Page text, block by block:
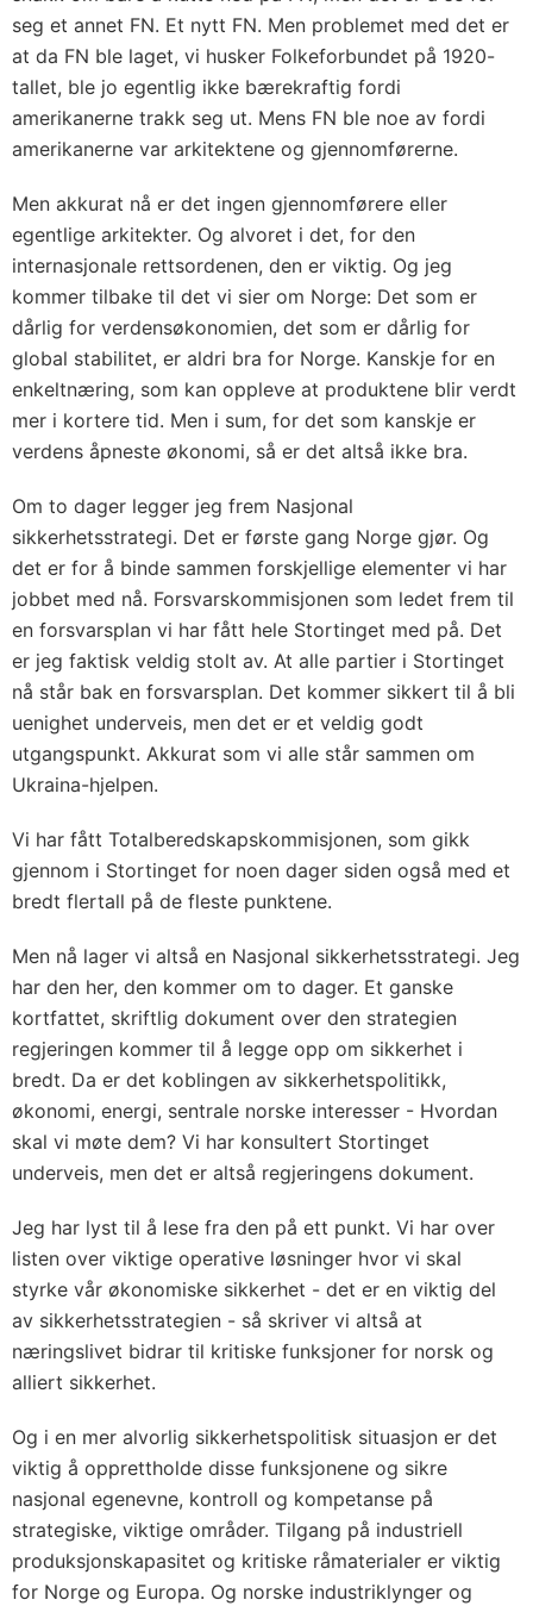
seg et annet FN. Et nytt FN. Men problemet med det er
at da FN ble laget, vi husker Folkeforbundet på 1920-
tallet, ble jo egentlig ikke bærekraftig fordi
amerikanerne trakk seg ut. Mens FN ble noe av fordi
amerikanerne var arkitektene og gjennomførerne.
Men akkurat nå er det ingen gjennomførere eller
egentlige arkitekter. Og alvoret i det, for den
internasjonale rettsordenen, den er viktig. Og jeg
kommer tilbake til det vi sier om Norge: Det som er
dårlig for verdensøkonomien, det som er dårlig for
global stabilitet, er aldri bra for Norge. Kanskje for en
enkeltnæring, som kan oppleve at produktene blir verdt
mer i kortere tid. Men i sum, for det som kanskje er
verdens åpneste økonomi, så er det altså ikke bra.
Om to dager legger jeg frem Nasjonal
sikkerhetsstrategi. Det er første gang Norge gjør. Og
det er for å binde sammen forskjellige elementer vi har
jobbet med nå. Forsvarskommisjonen som ledet frem til
en forsvarsplan vi har fått hele Stortinget med på. Det
er jeg faktisk veldig stolt av. At alle partier i Stortinget
nå står bak en forsvarsplan. Det kommer sikkert til å bli
uenighet underveis, men det er et veldig godt
utgangspunkt. Akkurat som vi alle står sammen om
Ukraina-hjelpen.
Vi har fått Totalberedskapskommisjonen, som gikk
gjennom i Stortinget for noen dager siden også med et
bredt flertall på de fleste punktene.
Men nå lager vi altså en Nasjonal sikkerhetsstrategi. Jeg
har den her, den kommer om to dager. Et ganske
kortfattet, skriftlig dokument over den strategien
regjeringen kommer til å legge opp om sikkerhet i
bredt. Da er det koblingen av sikkerhetspolitikk,
økonomi, energi, sentrale norske interesser - Hvordan
skal vi møte dem? Vi har konsultert Stortinget
underveis, men det er altså regjeringens dokument.
Jeg har lyst til å lese fra den på ett punkt. Vi har over
listen over viktige operative løsninger hvor vi skal
styrke vår økonomiske sikkerhet - det er en viktig del
av sikkerhetsstrategien - så skriver vi altså at
næringslivet bidrar til kritiske funksjoner for norsk og
alliert sikkerhet.
Og i en mer alvorlig sikkerhetspolitisk situasjon er det
viktig å opprettholde disse funksjonene og sikre
nasjonal egenevne, kontroll og kompetanse på
strategiske, viktige områder. Tilgang på industriell
produksjonskapasitet og kritiske råmaterialer er viktig
for Norge og Europa. Og norske industriklynger og